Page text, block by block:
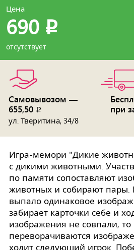
Цена
690 p
отсутствует
Самовывозом —
655,50 p
ул. Тверитина, 34/8
при
Игра-мемори "Дикие
с дикими животными.
по памяти сопоставляют
животных и собирают пары.
выпало одинаковое
забирает карточки себе и
изображения не совпали, то
переворачиваются
ходит следующий игрок.